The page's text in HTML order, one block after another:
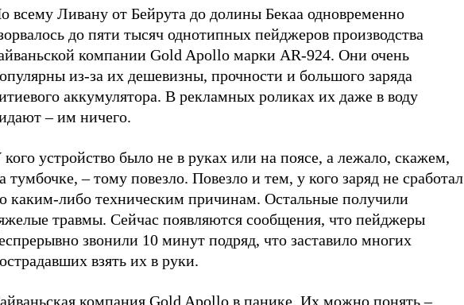
всему Ливану от Бейрута до долины Бекаа одновременно
до пяти тысяч однотипных пейджеров производства
компании Gold Apollo марки AR-924. Они очень
из-за их дешевизны, прочности и большого заряда
аккумулятора. В рекламных роликах их даже в воду
– им ничего.
устройство было не в руках или на поясе, а лежало, скажем,
тумбочке, – тому повезло. Повезло и тем, у кого заряд не сработал
каким-либо техническим причинам. Остальные получили
травмы. Сейчас появляются сообщения, что пейджеры
звонили 10 минут подряд, что заставило многих
взять их в руки.
компания Gold Apollo в панике. Их можно понять –